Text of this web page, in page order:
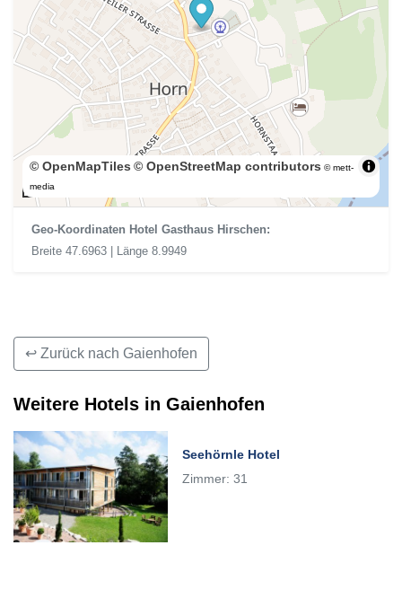
300 m
© OpenMapTiles © OpenStreetMap contributors © mett-
media
Geo-Koordinaten Hotel Gasthaus Hirschen:
Breite 47.6963 | Länge 8.9949
↩ Zurück nach Gaienhofen
Weitere Hotels in Gaienhofen
Seehörnle Hotel
Zimmer: 31